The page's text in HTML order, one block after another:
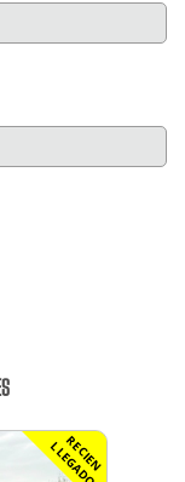
R
E
C
I
E
N
L
L
E
G
A
D
O